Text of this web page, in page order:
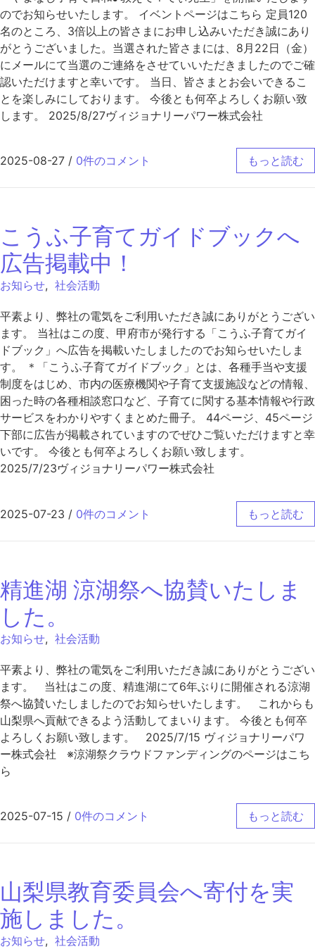
のでお知らせいたします。 イベントページはこちら 定員120
名のところ、3倍以上の皆さまにお申し込みいただき誠にあり
がとうございました。当選された皆さまには、8月22日（金）
にメールにて当選のご連絡をさせていいただきましたのでご確
認いただけますと幸いです。 当日、皆さまとお会いできるこ
とを楽しみにしております。 今後とも何卒よろしくお願い致
します。 2025/8/27ヴィジョナリーパワー株式会社
2025-08-27 / 0件のコメント もっと読む
こうふ子育てガイドブックへ
広告掲載中！
お知らせ, 社会活動
平素より、弊社の電気をご利用いただき誠にありがとうござい
ます。 当社はこの度、甲府市が発行する「こうふ子育てガイ
ドブック」へ広告を掲載いたしましたのでお知らせいたしま
す。 ＊「こうふ子育てガイドブック」とは、各種手当や支援
制度をはじめ、市内の医療機関や子育て支援施設などの情報、
困った時の各種相談窓口など、子育てに関する基本情報や行政
サービスをわかりやすくまとめた冊子。 44ページ、45ページ
下部に広告が掲載されていますのでぜひご覧いただけますと幸
いです。 今後とも何卒よろしくお願い致します。
2025/7/23ヴィジョナリーパワー株式会社
2025-07-23 / 0件のコメント もっと読む
精進湖 涼湖祭へ協賛いたしま
した。
お知らせ, 社会活動
平素より、弊社の電気をご利用いただき誠にありがとうござい
ます。 当社はこの度、精進湖にて6年ぶりに開催される涼湖
祭へ協賛いたしましたのでお知らせいたします。 これからも
山梨県へ貢献できるよう活動してまいります。 今後とも何卒
よろしくお願い致します。 2025/7/15 ヴィジョナリーパワ
ー株式会社 ※涼湖祭クラウドファンディングのページはこち
ら
2025-07-15 / 0件のコメント もっと読む
山梨県教育委員会へ寄付を実
施しました。
お知らせ, 社会活動